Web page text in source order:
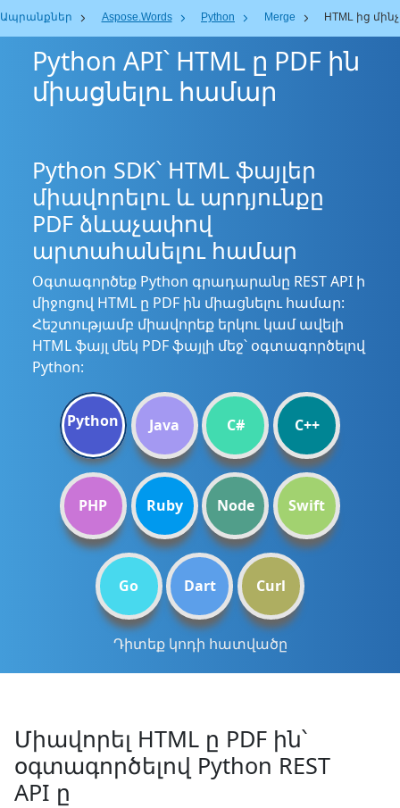
Ապրանքներ Aspose.Words Python Merge HTML ից
Python API՝ HTML ը PDF ին
միացնելու համար
Python SDK՝ HTML ֆայլեր
միավորելու և արդյունքը
PDF ձևաչափով
արտահանելու համար
Օգտագործեք Python գրադարանը REST API ի
միջոցով HTML ը PDF ին միացնելու համար:
Հեշտությամբ միավորեք երկու կամ ավելի
HTML ֆայլ մեկ PDF ֆայլի մեջ՝ օգտագործելով
Python:
Python Java C# C++
PHP Ruby Node Swift
Go Dart Curl
Դիտեք կոդի հատվածը
Միավորել HTML ը PDF ին՝
օգտագործելով Python REST
API ը